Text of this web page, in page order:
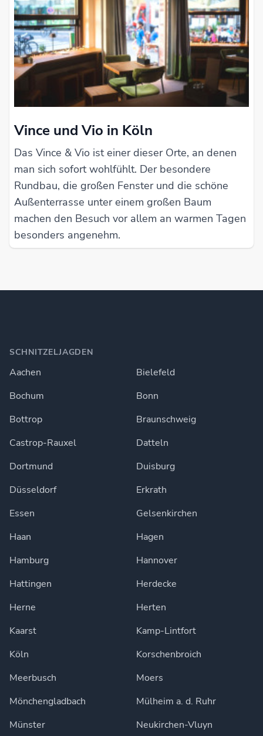
Vince und Vio in Köln
Das Vince & Vio ist einer dieser Orte, an denen
man sich sofort wohlfühlt. Der besondere
Rundbau, die großen Fenster und die schöne
Außenterrasse unter einem großen Baum
machen den Besuch vor allem an warmen Tagen
besonders angenehm.
SCHNITZELJAGDEN
Aachen
Bielefeld
Bochum
Bonn
Bottrop
Braunschweig
Castrop-Rauxel
Datteln
Dortmund
Duisburg
Düsseldorf
Erkrath
Essen
Gelsenkirchen
Haan
Hagen
Hamburg
Hannover
Hattingen
Herdecke
Herne
Herten
Kaarst
Kamp-Lintfort
Köln
Korschenbroich
Meerbusch
Moers
Mönchengladbach
Mülheim a. d. Ruhr
Münster
Neukirchen-Vluyn